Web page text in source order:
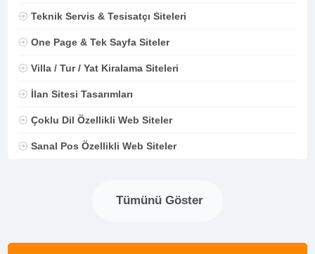
Teknik Servis & Tesisatçı Siteleri
One Page & Tek Sayfa Siteler
Villa / Tur / Yat Kiralama Siteleri
İlan Sitesi Tasarımları
Çoklu Dil Özellikli Web Siteler
Sanal Pos Özellikli Web Siteler
Tümünü Göster